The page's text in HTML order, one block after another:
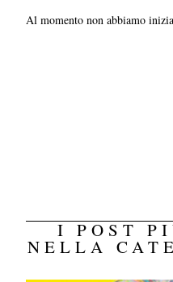
Al momento non abbiamo
I POST
NELLA